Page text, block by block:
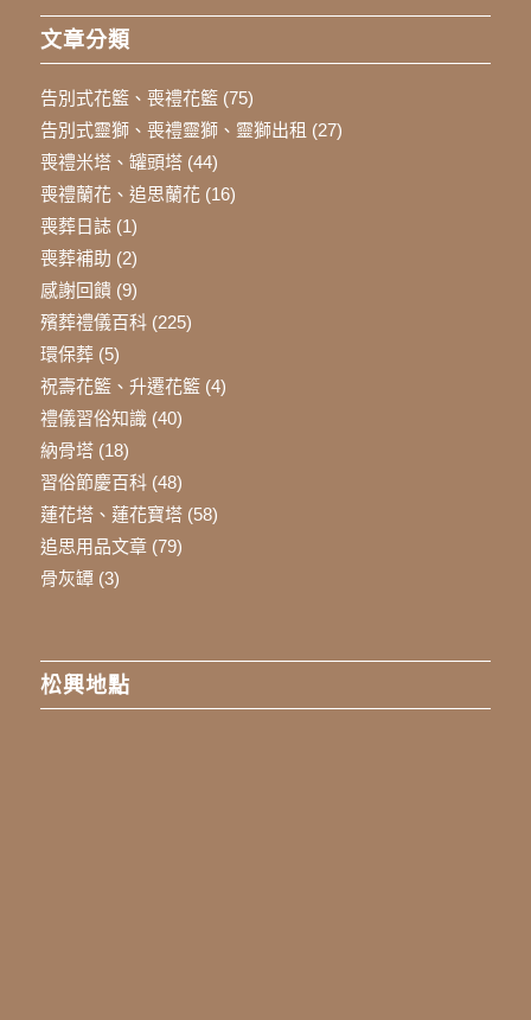
文章分類
告別式花籃、喪禮花籃(75)
告別式靈獅、喪禮靈獅、靈獅出租 (27)
喪禮米塔、罐頭塔(44)
喪禮蘭花、追思蘭花(16)
喪葬日誌(1)
喪葬補助 (2)
感謝回饋(9)
殯葬禮儀百科(225)
環保葬(5)
祝壽花籃、升遷花籃(4)
禮儀習俗知識(40)
納骨塔(18)
習俗節慶百科(48)
蓮花塔、蓮花寶塔(58)
追思用品文章(79)
骨灰罈(3)
松興地點